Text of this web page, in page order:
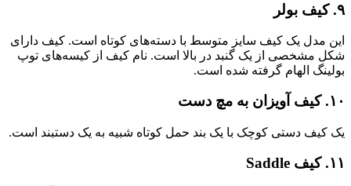
۹. کیف بولر
این مدل یک کیف سایز متوسط با دسته‌های کوتاه است. کیف دارای
شکل مشخصی از یک گنبد در بالا است. نام کیف از کیسه‌های توپ
بولینگ الهام گرفته شده است.
۱۰. کیف آویزان به مچ دست
یک کیف دستی کوچک با یک بند حمل کوتاه شبیه به یک دستبند است.
۱۱. کیف Saddle